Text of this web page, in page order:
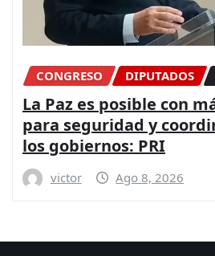
CDMX Y ESTADOS
Morena suspende
derechos partidistas de
Palomares por dichos
mayores
victor Ago 8, 2026